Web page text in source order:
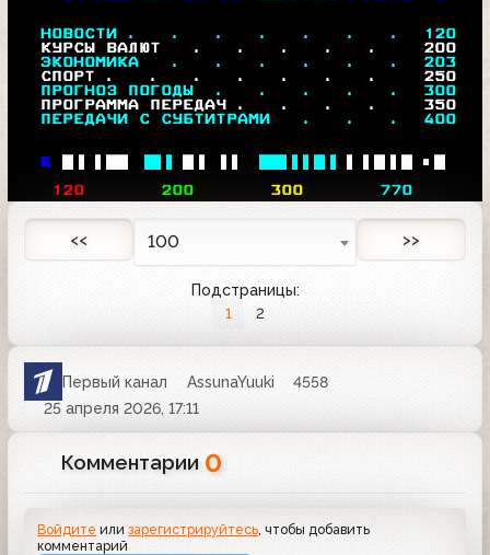
НОВОСТИ .   .   .   .   .   .   .
120
  КУРСЫ ВАЛЮТ   .   .   .   .   .
200
ЭКОНОМИКА   .   .   .   .   .   .  203
  СПОРТ .   .   .   .   .   .   .
250
ПРОГНОЗ ПОГОДЫ  .   .   .   .   . 300
  ПРОГРАММА ПЕРЕДАЧ .   .   .   .
350
ПЕРЕДАЧИ С СУБТИТРАМИ   .   .   . 400
Щ

120 200 300 770
<< 100 >>
Подстраницы:
1 2
Первый канал AssunaYuuki
4558
25 апреля 2026, 17:11
Комментарии 0
Войдите илизарегистрируйтесь, чтобы добавить
комментарий